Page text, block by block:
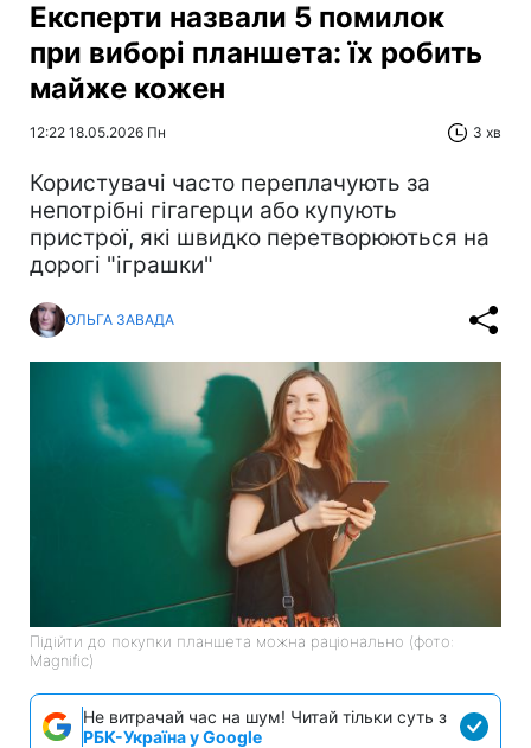
Експерти назвали 5 помилок
при виборі планшета: їх робить
майже кожен
12:22 18.05.2026 Пн 3 хв
Користувачі часто переплачують за
непотрібні гігагерци або купують
пристрої, які швидко перетворюються на
дорогі "іграшки"
ОЛЬГА ЗАВАДА
Підійти до покупки планшета можна раціонально (фото:
Magnific)
Не витрачай час на шум! Читай тільки суть з
РБК-Україна у Google